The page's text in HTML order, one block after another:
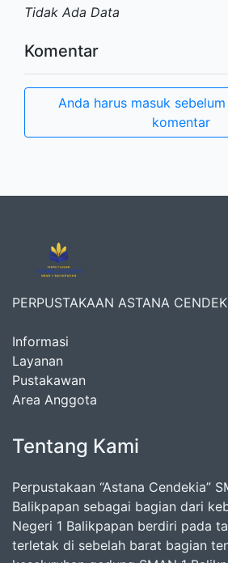
Tidak Ada Data
Komentar
Anda harus masuk
komentar
PERPUSTAKAAN ASTANA
Informasi
Layanan
Pustakawan
Area Anggota
Tentang Kami
Perpustakaan “Astana Cendekia”
Balikpapan sebagai bagian dari
Negeri 1 Balikpapan berdiri pada
terletak di sebelah barat bagian